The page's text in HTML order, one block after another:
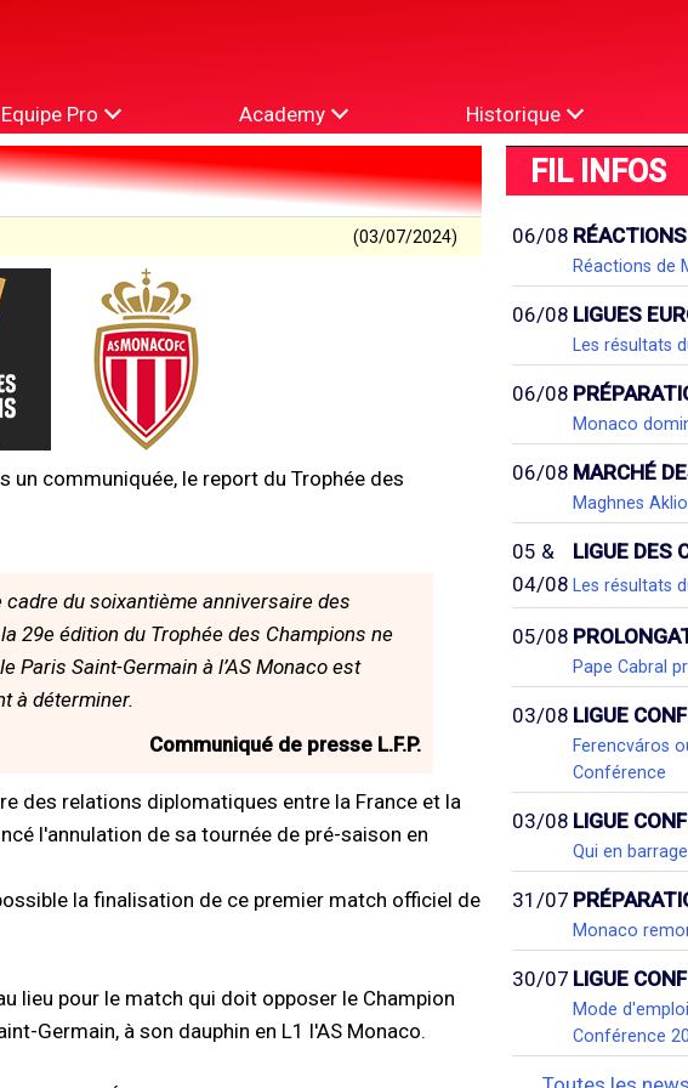
Equipe Pro Academy Historique
(03/07/2024)
un communiquée, le report du Trophée des
du soixantième anniversaire des
29e édition du Trophée des Champions ne
Paris Saint-Germain à l’AS Monaco est
à déterminer.
Communiqué de presse L.F.P.
des relations diplomatiques entre la France et la
l'annulation de sa tournée de pré-saison en
la finalisation de ce premier match officiel de
lieu pour le match qui doit opposer le Champion
Germain, à son dauphin en L1 l'AS Monaco.
FIL INFOS
06/08
Réactions de
06/08 LIGUES
Les résultats
06/08
Monaco
06/08 MARCHÉ
Maghnes
05 &
04/08
LIGUE DES
Les résultats
05/08
Pape Cabral
03/08 LIGUE
Ferencváros
Conférence
03/08 LIGUE
Qui en
31/07
Monaco
30/07 LIGUE
Mode
Conférence